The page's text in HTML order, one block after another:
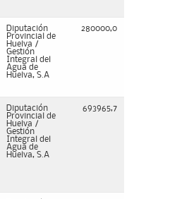
Diputación
Provincial de
Huelva /
Gestión
Integral del
Agua de
Huelva, S.A
280000,0
Diputación
Provincial de
Huelva /
Gestión
Integral del
Agua de
Huelva, S.A
693965,7